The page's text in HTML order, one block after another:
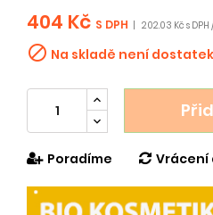
404 Kč S DPH 202.03 Kč s DPH
 Na skladě není
Poradíme Vrácení